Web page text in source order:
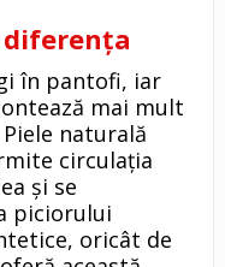
în pantofi, iar
mai mult
naturală
circulația
și se
piciorului
oricât de